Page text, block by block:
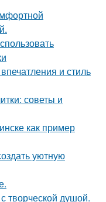
и стиль
советы и
как пример
уютную
творческой душой.